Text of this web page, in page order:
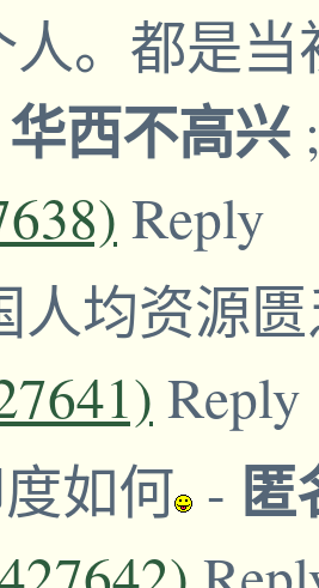
人。都是
华西不高兴
Reply
人均资源
Reply
如何 -